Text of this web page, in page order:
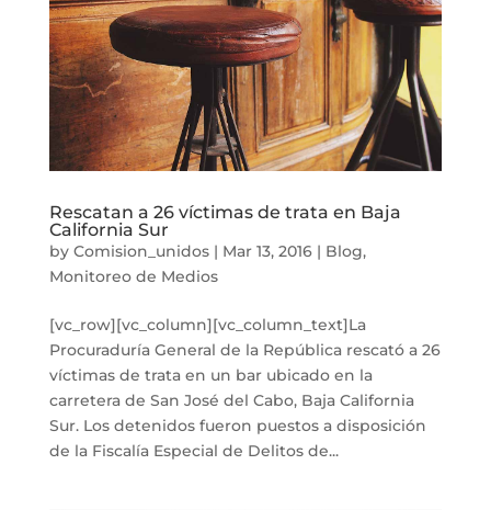
Rescatan a 26 víctimas de trata en Baja
California Sur
by Comision_unidos| Mar 13, 2016| Blog,
Monitoreo de Medios
[vc_row][vc_column][vc_column_text]La
Procuraduría General de la República rescató a 26
víctimas de trata en un bar ubicado en la
carretera de San José del Cabo, Baja California
Sur. Los detenidos fueron puestos a disposición
de la Fiscalía Especial de Delitos de...